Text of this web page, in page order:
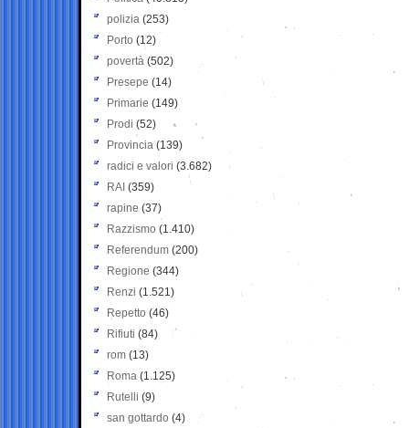
polizia (253)
Porto (12)
povertà (502)
Presepe (14)
Primarie (149)
Prodi (52)
Provincia (139)
radici e valori (3.682)
RAI (359)
rapine (37)
Razzismo (1.410)
Referendum (200)
Regione (344)
Renzi (1.521)
Repetto (46)
Rifiuti (84)
rom (13)
Roma (1.125)
Rutelli (9)
san gottardo (4)